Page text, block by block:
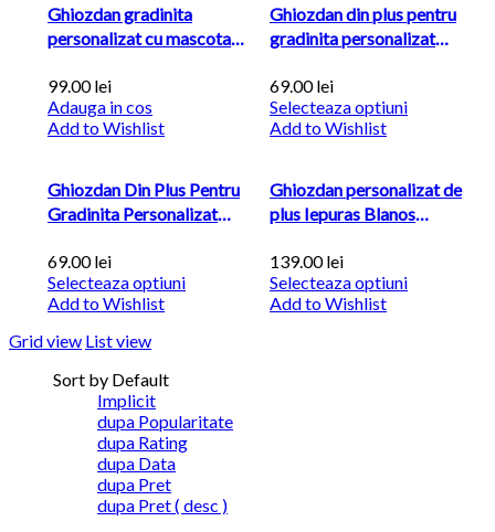
Ghiozdan gradinita
personalizat cu mascota
99.00lei
Adauga in cos
Add to Wishlist
Ghiozdan din plus pentru
gradinita personalizat
69.00lei
Selecteaza optiuni
Add to Wishlist
Ghiozdan Din Plus Pentru
Gradinita Personalizat
69.00lei
Selecteaza optiuni
Add to Wishlist
Ghiozdan personalizat de
plus Iepuras Blanos
139.00lei
Selecteaza optiuni
Add to Wishlist
Grid view List view
Sort by Default
Implicit
dupa Popularitate
dupa Rating
dupa Data
dupa Pret
dupa Pret ( desc )